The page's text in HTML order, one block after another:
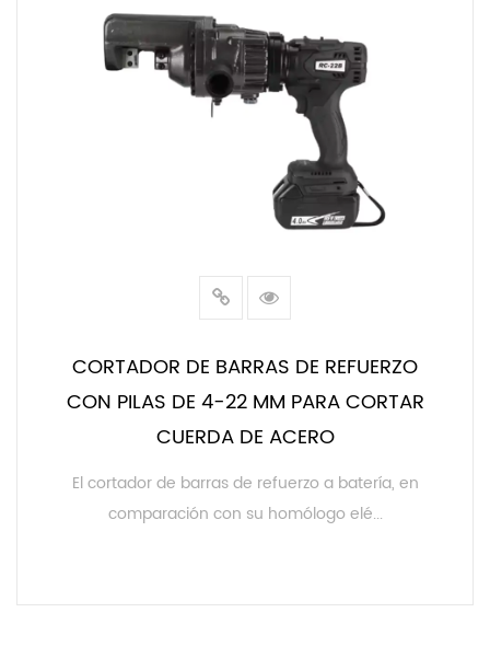
CORTADOR DE BARRAS DE REFUERZO
CON PILAS DE 4-22 MM PARA CORTAR
CUERDA DE ACERO
El cortador de barras de refuerzo a batería, en
comparación con su homólogo elé...